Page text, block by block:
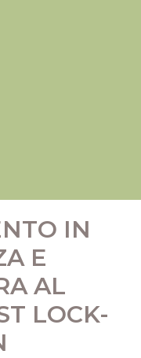
IN
E
AL
LOCK-